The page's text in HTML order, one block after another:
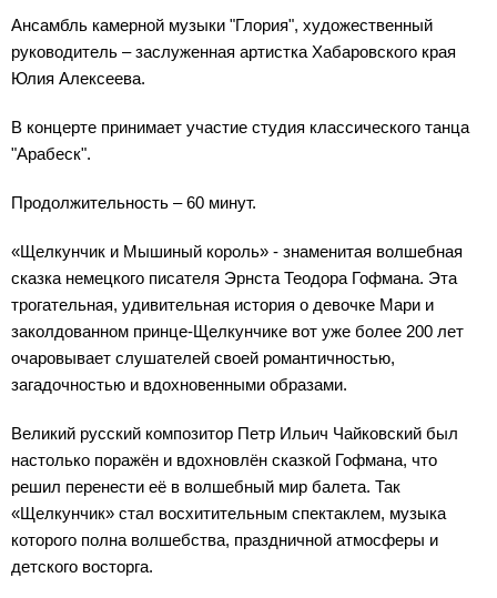
Ансамбль камерной музыки "Глория", художественный
руководитель – заслуженная артистка Хабаровского края
Юлия Алексеева.
В концерте принимает участие студия классического танца
"Арабеск".
Продолжительность – 60 минут.
«Щелкунчик и Мышиный король» - знаменитая волшебная
сказка немецкого писателя Эрнста Теодора Гофмана. Эта
трогательная, удивительная история о девочке Мари и
заколдованном принце-Щелкунчике вот уже более 200 лет
очаровывает слушателей своей романтичностью,
загадочностью и вдохновенными образами.
Великий русский композитор Петр Ильич Чайковский был
настолько поражён и вдохновлён сказкой Гофмана, что
решил перенести её в волшебный мир балета. Так
«Щелкунчик» стал восхитительным спектаклем, музыка
которого полна волшебства, праздничной атмосферы и
детского восторга.